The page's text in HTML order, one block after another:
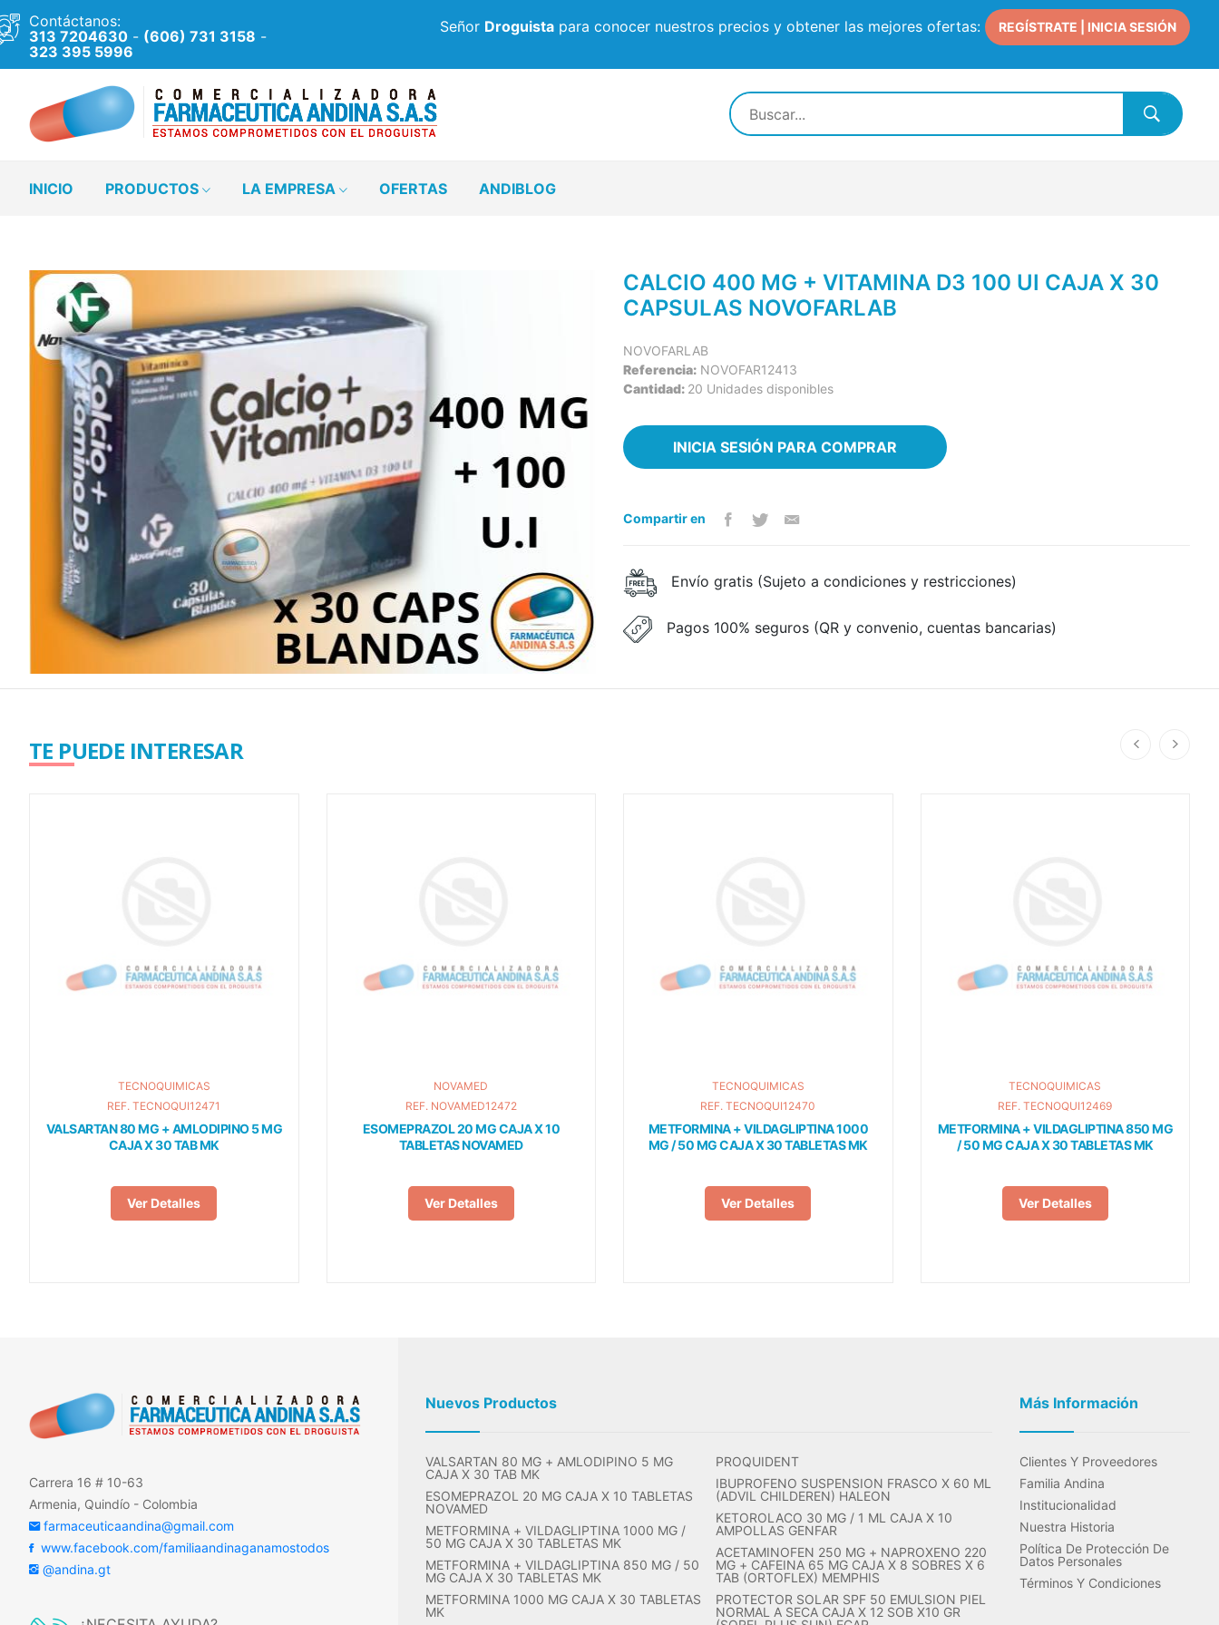
Contáctanos:
313 7204630 - (606) 731 3158 -
323 395 5996
Señor Droguista para conocer nuestros precios y obtener las mejores ofertas: REGÍSTRATE | INICIA SESIÓN
INICIO PRODUCTOS LA EMPRESA OFERTAS ANDIBLOG
CALCIO 400 MG + VITAMINA D3 100 UI CAJA X 30
CAPSULAS NOVOFARLAB
NOVOFARLAB
Referencia: NOVOFAR12413
Cantidad: 20 Unidades disponibles
INICIA SESIÓN PARA COMPRAR
Compartir en
Envío gratis (Sujeto a condiciones y restricciones)
Pagos 100% seguros (QR y convenio, cuentas bancarias)
TE PUEDE INTERESAR
TECNOQUIMICAS
REF. TECNOQUI12471
VALSARTAN 80 MG + AMLODIPINO 5 MG
CAJA X 30 TAB MK
Ver Detalles
NOVAMED
REF. NOVAMED12472
ESOMEPRAZOL 20 MG CAJA X 10
TABLETAS NOVAMED
Ver Detalles
TECNOQUIMICAS
REF. TECNOQUI12470
METFORMINA + VILDAGLIPTINA 1000
MG / 50 MG CAJA X 30 TABLETAS MK
Ver Detalles
TECNOQUIMICAS
REF. TECNOQUI12469
METFORMINA + VILDAGLIPTINA 850 MG
/ 50 MG CAJA X 30 TABLETAS MK
Ver Detalles
Carrera 16 # 10-63
Armenia, Quindío - Colombia
farmaceuticaandina@gmail.com
www.facebook.com/familiaandinaganamostodos
@andina.gt
Nuevos Productos
VALSARTAN 80 MG + AMLODIPINO 5 MG
CAJA X 30 TAB MK
ESOMEPRAZOL 20 MG CAJA X 10 TABLETAS
NOVAMED
METFORMINA + VILDAGLIPTINA 1000 MG /
50 MG CAJA X 30 TABLETAS MK
METFORMINA + VILDAGLIPTINA 850 MG / 50
MG CAJA X 30 TABLETAS MK
METFORMINA 1000 MG CAJA X 30 TABLETAS
MK
PROQUIDENT
IBUPROFENO SUSPENSION FRASCO X 60 ML
(ADVIL CHILDEREN) HALEON
KETOROLACO 30 MG / 1 ML CAJA X 10
AMPOLLAS GENFAR
ACETAMINOFEN 250 MG + NAPROXENO 220
MG + CAFEINA 65 MG CAJA X 8 SOBRES X 6
TAB (ORTOFLEX) MEMPHIS
PROTECTOR SOLAR SPF 50 EMULSION PIEL
NORMAL A SECA CAJA X 12 SOB X10 GR
Más Información
Clientes Y Proveedores
Familia Andina
Institucionalidad
Nuestra Historia
Política De Protección De
Datos Personales
Términos Y Condiciones